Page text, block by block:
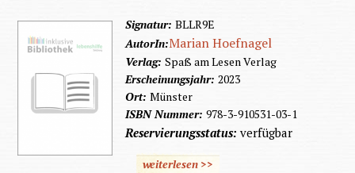
Signatur: BLLR9E
AutorIn:Marian Hoefnagel
Verlag: Spaß am Lesen Verlag
Erscheinungsjahr: 2023
Ort: Münster
ISBN Nummer: 978-3-910531-03-1
Reservierungsstatus: verfügbar
weiterlesen >>